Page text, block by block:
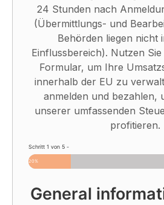
24 Stunden nach
(Übermittlungs- und
Behörden liegen nicht
Einflussbereich). Nutzen
Formular, um Ihre
innerhalb der EU zu
anmelden und bezahlen,
unserer umfassenden
profitieren.
Schritt 1 von 5 -
20%
General